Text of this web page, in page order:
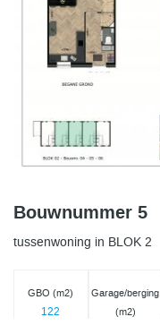
Bouwnummer 5
tussenwoning in BLOK 2
GBO (m2)
122
Garage/berging
(m2)